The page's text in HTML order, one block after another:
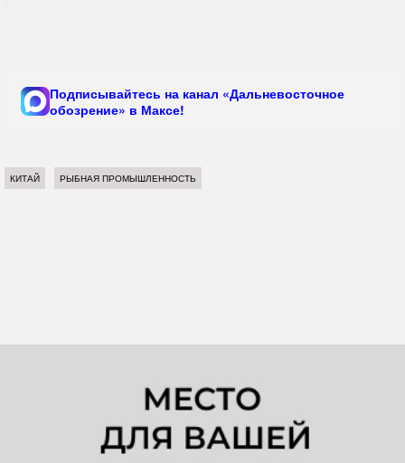
Подписывайтесь на канал «Дальневосточное
обозрение» в Максе!
КИТАЙ РЫБНАЯ ПРОМЫШЛЕННОСТЬ